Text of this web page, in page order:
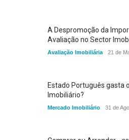
A Despromoção da
Avaliação no Sector
Avaliação Imobiliária 21 de
Estado Português gasta
Imobiliário?
Mercado Imobiliário 31 de